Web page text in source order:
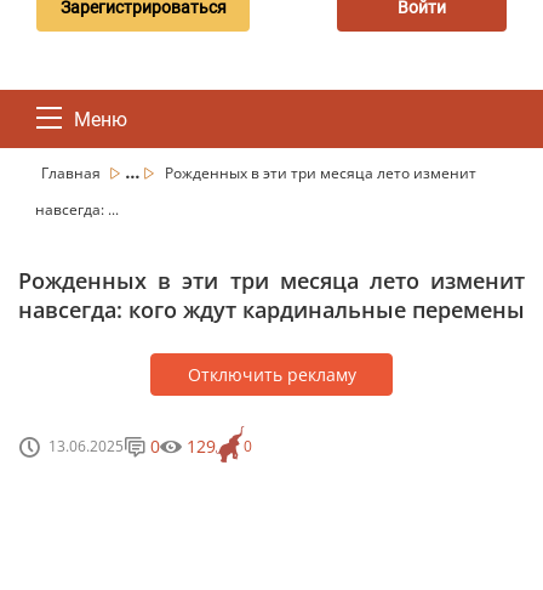
Зарегистрироваться Войти
Меню
Главная ...
Рожденных в эти три месяца лето изменит
навсегда: ...
Рожденных в эти три месяца лето изменит
навсегда: кого ждут кардинальные перемены
Отключить рекламу
13.06.2025 0
0 129